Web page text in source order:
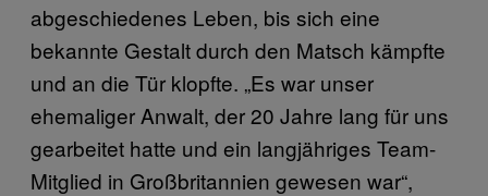
abgeschiedenes Leben, bis sich eine
bekannte Gestalt durch den Matsch kämpfte
und an die Tür klopfte. „Es war unser
ehemaliger Anwalt, der 20 Jahre lang für uns
gearbeitet hatte und ein langjähriges Team-
Mitglied in Großbritannien gewesen war“,